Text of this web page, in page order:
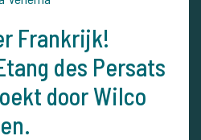
Frankrijk!
des Persats
door Wilco